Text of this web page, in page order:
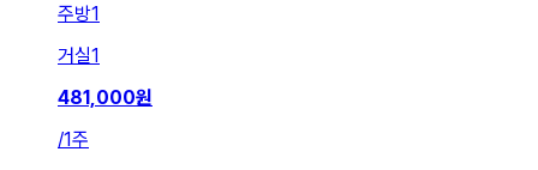
주방1
거실1
481,000원
/1주